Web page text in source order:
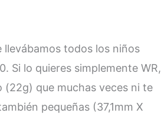
llevábamos todos los niños
Si lo quieres simplemente WR,
(22g) que muchas veces ni te
pequeñas (37,1mm X